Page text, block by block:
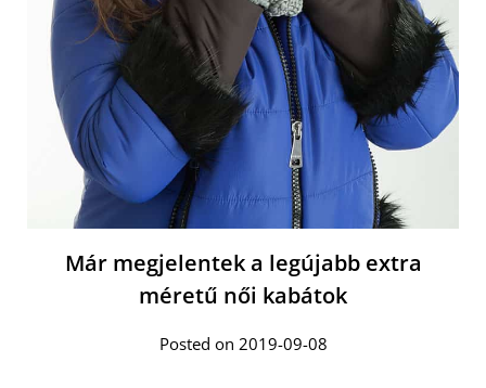
Már megjelentek a legújabb extra
méretű női kabátok
Posted on 2019-09-08